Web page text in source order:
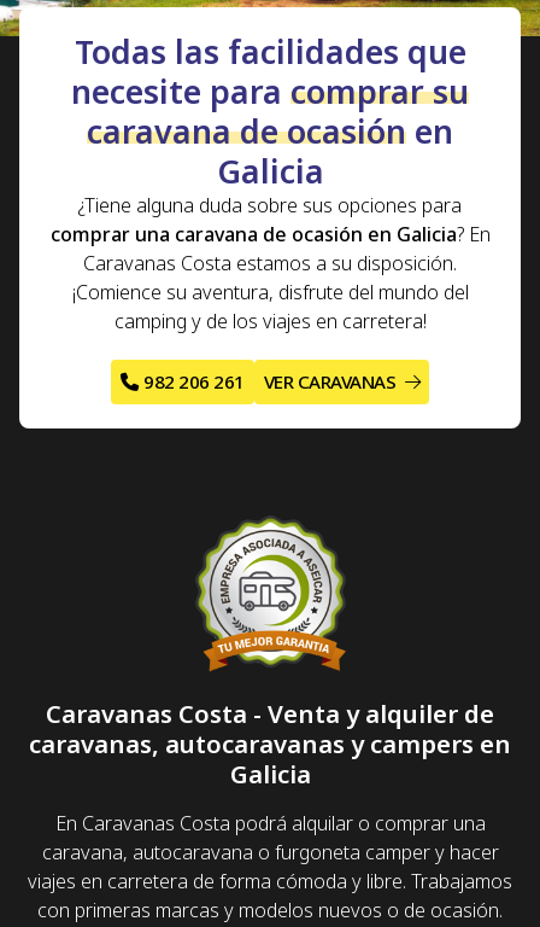
Todas las facilidades que
necesite para comprar su
caravana de ocasión en
Galicia
¿Tiene alguna duda sobre sus opciones para
comprar una caravana de ocasión en Galicia? En
Caravanas Costa estamos a su disposición.
¡Comience su aventura, disfrute del mundo del
camping y de los viajes en carretera!
982 206 261 VER CARAVANAS
Caravanas Costa - Venta y alquiler de
caravanas, autocaravanas y campers en
Galicia
En Caravanas Costa podrá alquilar o comprar una
caravana, autocaravana o furgoneta camper y hacer
viajes en carretera de forma cómoda y libre. Trabajamos
con primeras marcas y modelos nuevos o de ocasión.